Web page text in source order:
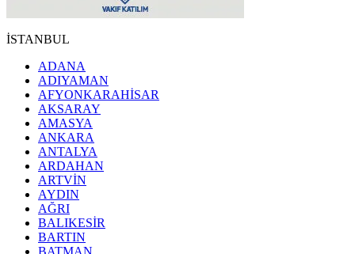
İSTANBUL
ADANA
ADIYAMAN
AFYONKARAHİSAR
AKSARAY
AMASYA
ANKARA
ANTALYA
ARDAHAN
ARTVİN
AYDIN
AĞRI
BALIKESİR
BARTIN
BATMAN